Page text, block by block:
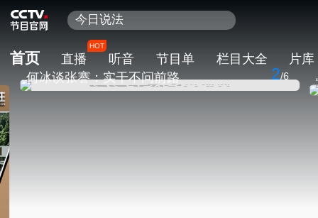
百家讲坛
天网
新闻联播
熊出没
首页 直播
HOT
听音 节目单 栏目大全 片库
何冰谈张謇：实干不问前路 2/6